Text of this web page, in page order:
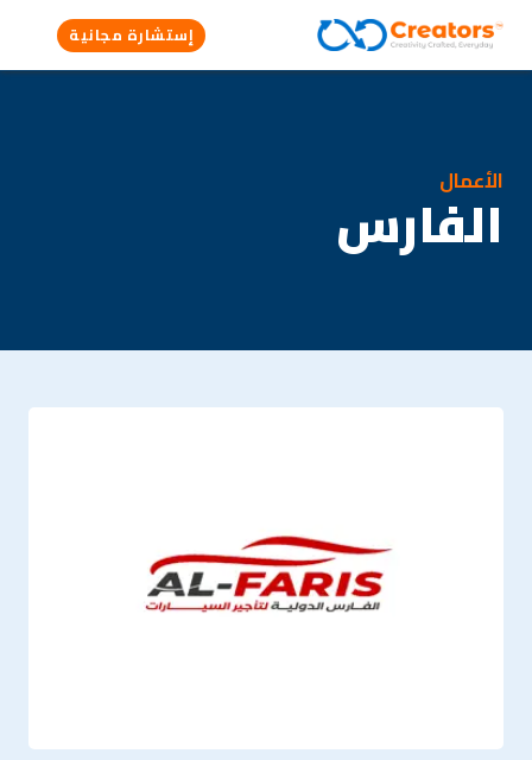
إستشارة مجانية
الأعمال
الفارس